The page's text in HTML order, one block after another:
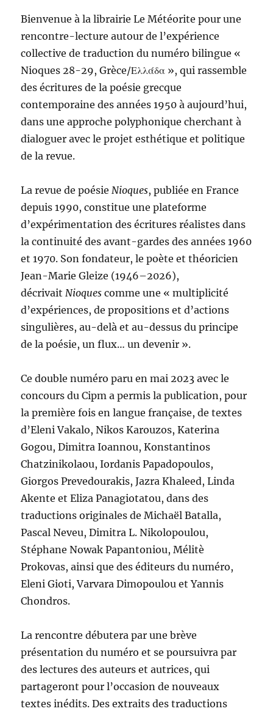
Bienvenue à la librairie Le Météorite pour une
rencontre-lecture autour de l’expérience
collective de traduction du numéro bilingue «
Nioques 28-29, Grèce/Ελλάδα », qui rassemble
des écritures de la poésie grecque
contemporaine des années 1950 à aujourd’hui,
dans une approche polyphonique cherchant à
dialoguer avec le projet esthétique et politique
de la revue.
La revue de poésie Nioques, publiée en France
depuis 1990, constitue une plateforme
d’expérimentation des écritures réalistes dans
la continuité des avant-gardes des années 1960
et 1970. Son fondateur, le poète et théoricien
Jean-Marie Gleize (1946–2026),
décrivait Nioques comme une « multiplicité
d’expériences, de propositions et d’actions
singulières, au-delà et au-dessus du principe
de la poésie, un flux… un devenir ».
Ce double numéro paru en mai 2023 avec le
concours du Cipm a permis la publication, pour
la première fois en langue française, de textes
d’Eleni Vakalo, Nikos Karouzos, Katerina
Gogou, Dimitra Ioannou, Konstantinos
Chatzinikolaou, Iordanis Papadopoulos,
Giorgos Prevedourakis, Jazra Khaleed, Linda
Akente et Eliza Panagiotatou, dans des
traductions originales de Michaël Batalla,
Pascal Neveu, Dimitra L. Nikolopoulou,
Stéphane Nowak Papantoniou, Mélitè
Prokovas, ainsi que des éditeurs du numéro,
Eleni Gioti, Varvara Dimopoulou et Yannis
Chondros.
La rencontre débutera par une brève
présentation du numéro et se poursuivra par
des lectures des auteurs et autrices, qui
partageront pour l’occasion de nouveaux
textes inédits. Des extraits des traductions